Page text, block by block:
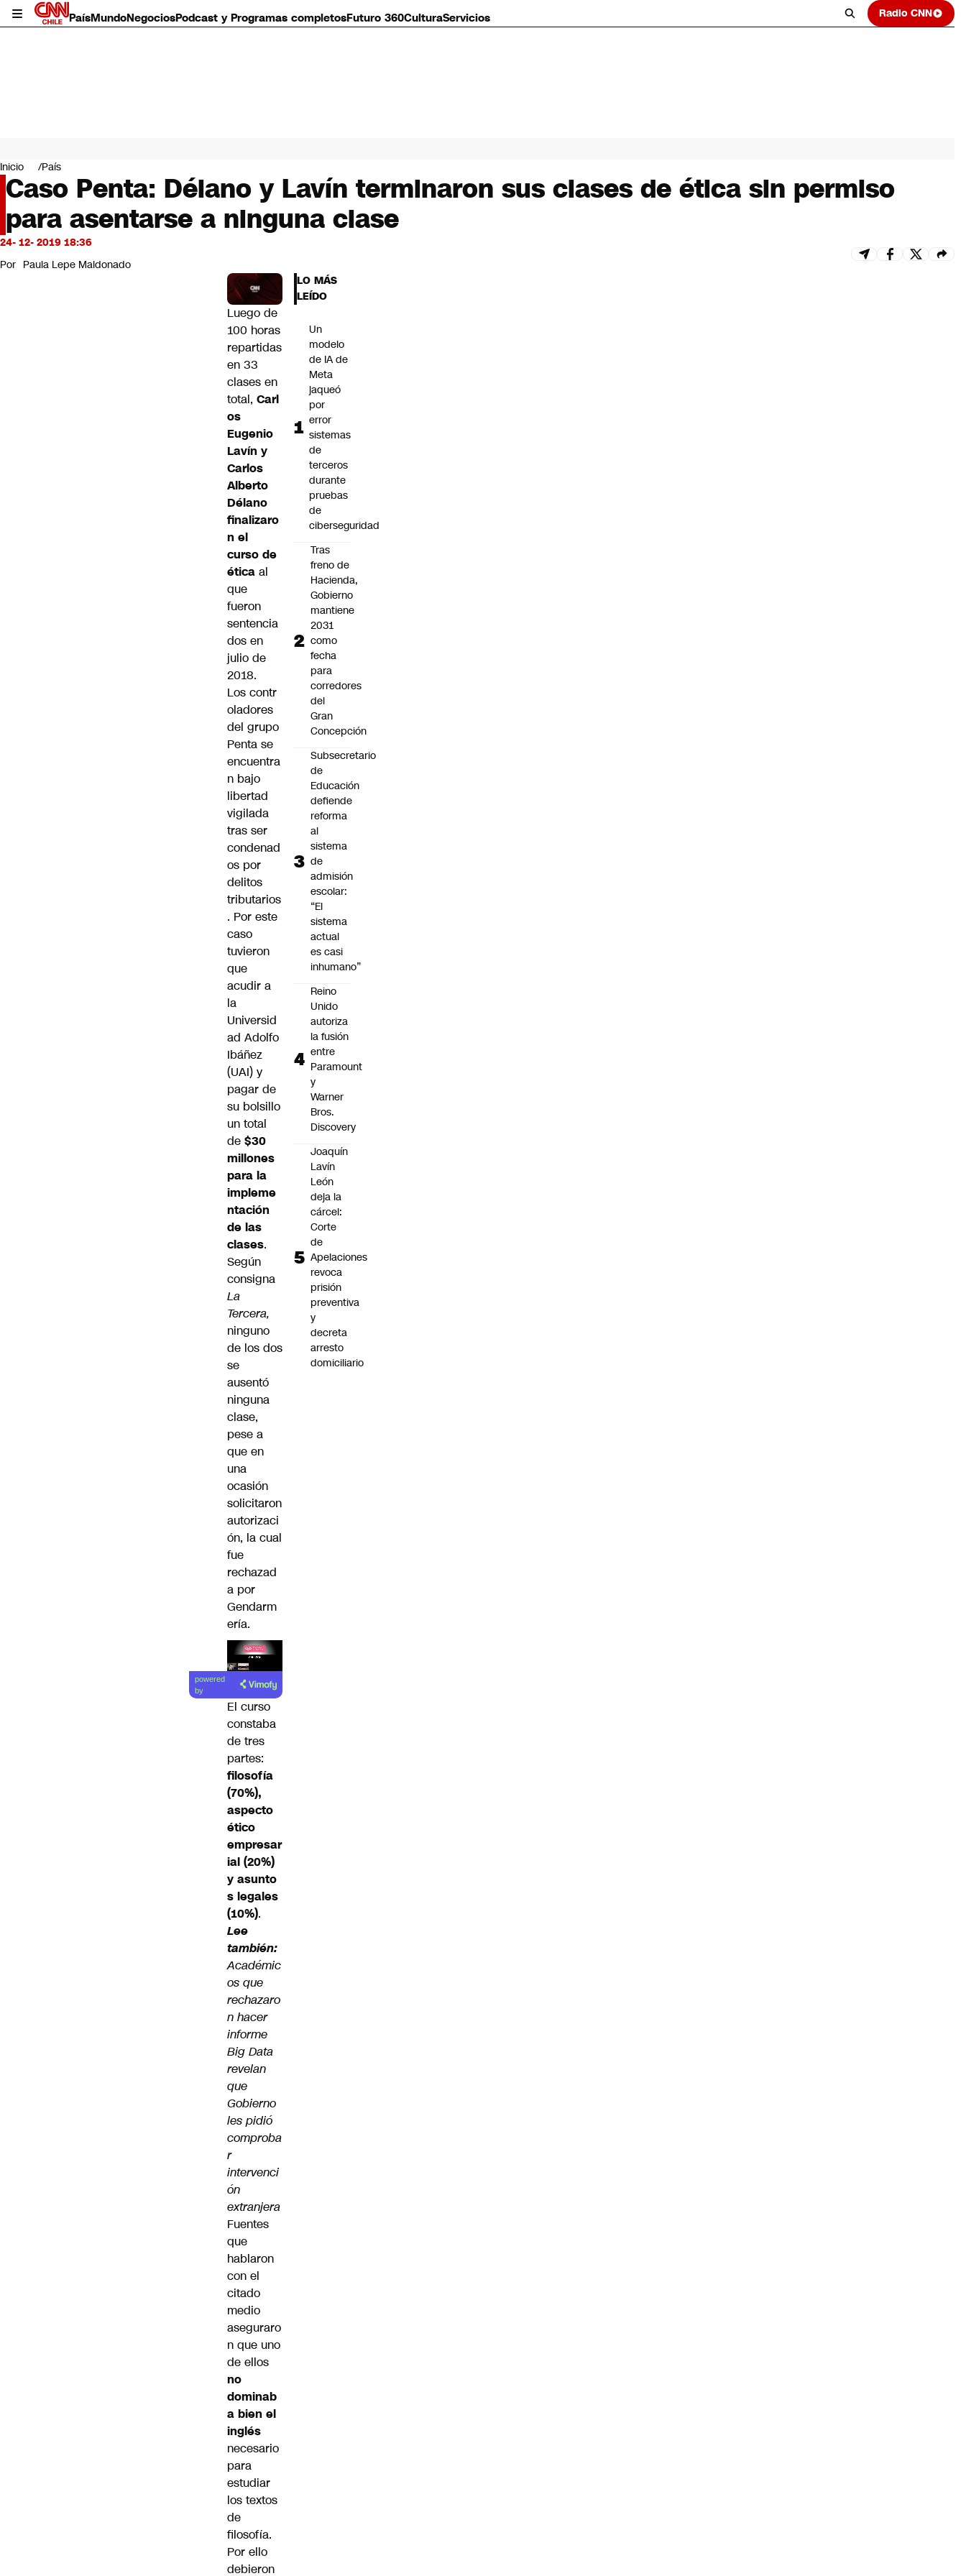
PaísMundoNegociosPodcast y Programas completosFuturo 360CulturaServicios Radio CNN
Mundo
Negocios
Deportes
Programas completos
Cultura
Servicios
Bits
CNN Data
Inicio País
Caso Penta: Délano y Lavín terminaron sus clases de ética sin permiso
para asentarse a ninguna clase
24- 12- 2019 18:36
Por Paula Lepe Maldonado
Luego de
100 horas
repartidas
en 33
clases en
total, Carl
os
Eugenio
Lavín y
Carlos
Alberto
Délano
finalizaro
n el
curso de
ética al
que
fueron
sentencia
dos en
julio de
2018.
Los contr
oladores
del grupo
Penta se
encuentra
n bajo
libertad
vigilada
tras ser
condenad
os por
delitos
tributarios
. Por este
caso
tuvieron
que
acudir a
la
Universid
ad Adolfo
Ibáñez
(UAI) y
pagar de
su bolsillo
un total
de $30
millones
para la
impleme
ntación
de las
clases.
Según
consigna
La
Tercera,
ninguno
de los dos
se
ausentó
ninguna
clase,
pese a
que en
una
ocasión
solicitaron
autorizaci
ón, la cual
fue
rechazad
a por
Gendarm
ería.
Lea el
artículo
powered
by
El curso
constaba
de tres
partes:
filosofía
(70%),
aspecto
ético
empresar
ial (20%)
y asunto
s legales
(10%).
Lee
también:
Académic
os que
rechazaro
n hacer
informe
Big Data
revelan
que
Gobierno
les pidió
comproba
r
intervenci
ón
extranjera
Fuentes
que
hablaron
con el
citado
medio
aseguraro
n que uno
de ellos
no
dominab
a bien el
inglés
necesario
para
estudiar
los textos
de
filosofía.
Por ello
debieron
LO MÁS
LEÍDO
Un
modelo
de IA de
Meta
jaqueó
por
error
sistemas
de
terceros
durante
pruebas
de
ciberseguridad
Tras
freno de
Hacienda,
Gobierno
mantiene
2031
como
fecha
para
corredores
del
Gran
Concepción
Subsecretario
de
Educación
defiende
reforma
al
sistema
de
admisión
escolar:
“El
sistema
actual
es casi
inhumano”
Reino
Unido
autoriza
la fusión
entre
Paramount
y
Warner
Bros.
Discovery
Joaquín
Lavín
León
deja la
cárcel:
Corte
de
Apelaciones
revoca
prisión
preventiva
y
decreta
arresto
domiciliario